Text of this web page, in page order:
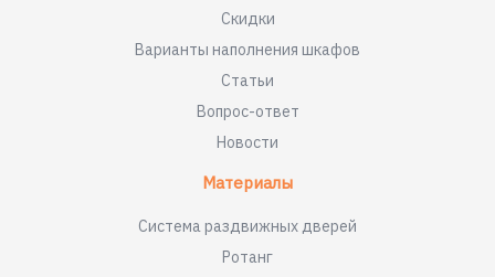
Скидки
Варианты наполнения шкафов
Статьи
Вопрос-ответ
Новости
Материалы
Система раздвижных дверей
Ротанг